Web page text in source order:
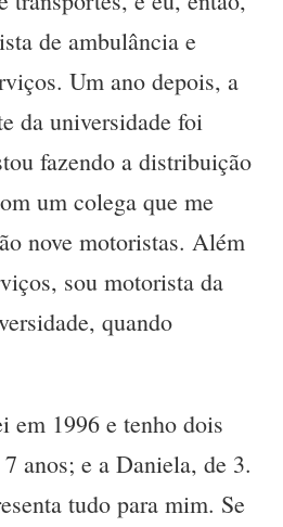
de ambulância e
Um ano depois, a
da universidade foi
fazendo a distribuição
um colega que me
nove motoristas. Além
sou motorista da
quando
em 1996 e tenho dois
anos; e a Daniela, de 3.
tudo para mim. Se